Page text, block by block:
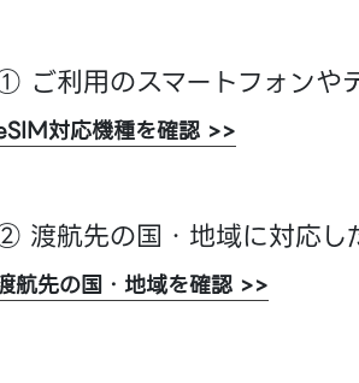
ご利用のスマートフォンや
対応機種を確認 >>
渡航先の国・地域に対応し
航先の国・地域を確認 >>